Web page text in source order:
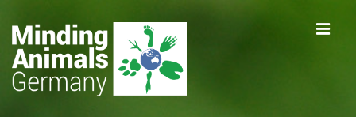
Zum
Inhalt